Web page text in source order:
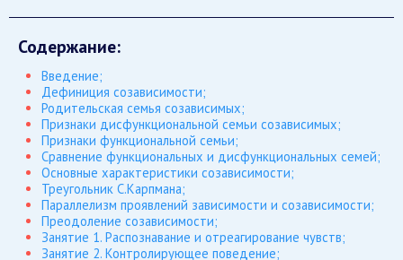
Содержание:
Введение;
Дефиниция созависимости;
Родительская семья созависимых;
Признаки дисфункциональной семьи созависимых;
Признаки функциональной семьи;
Сравнение функциональных и дисфункциональных семей;
Основные характеристики созависимости;
Треугольник С.Карпмана;
Параллелизм проявлений зависимости и созависимости;
Преодоление созависимости;
Занятие 1. Распознавание и отреагирование чувств;
Занятие 2. Контролирующее поведение;